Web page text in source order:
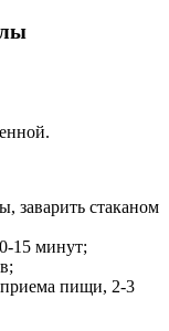
заварить стаканом
15 минут;
приема пищи, 2-3